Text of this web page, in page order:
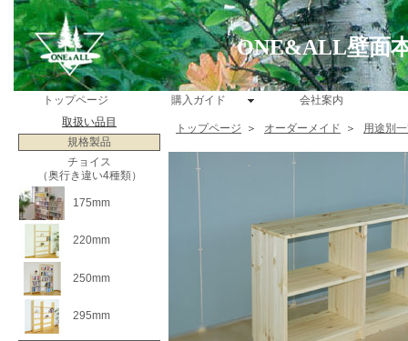
ONE&ALL壁面
トップページ 購入ガイド
会社案内
取扱い品目
規格製品
チョイス
（奥行き違い4種類）
175mm
220mm
250mm
295mm
トップページ ＞ オーダーメイド ＞ 用途別